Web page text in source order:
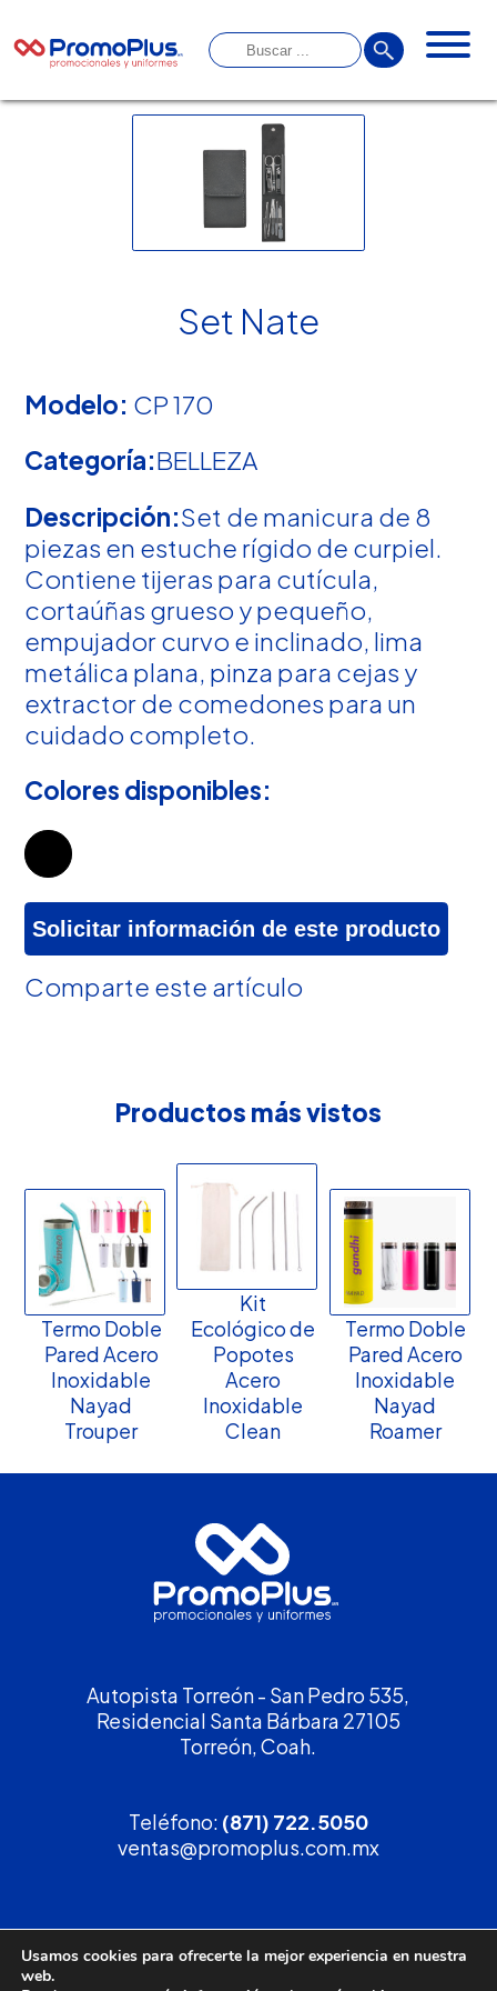
Set Nate
Modelo: CP 170
Categoría:BELLEZA
Descripción:Set de manicura de 8
piezas en estuche rígido de curpiel.
Contiene tijeras para cutícula,
cortaúñas grueso y pequeño,
empujador curvo e inclinado, lima
metálica plana, pinza para cejas y
extractor de comedones para un
cuidado completo.
Colores disponibles:
Solicitar información de este producto
Comparte este artículo
Productos más vistos
Termo Doble
Pared Acero
Inoxidable
Nayad
Trouper
Kit
Ecológico de
Popotes
Acero
Inoxidable
Clean
Termo Doble
Pared Acero
Inoxidable
Nayad
Roamer
Autopista Torreón - San Pedro 535,
Residencial Santa Bárbara 27105
Torreón, Coah.
Teléfono: (871) 722.5050
ventas@promoplus.com.mx
¡Solicita tucotización!
Usamos cookies para ofrecerte la mejor experiencia en nuestra
web.